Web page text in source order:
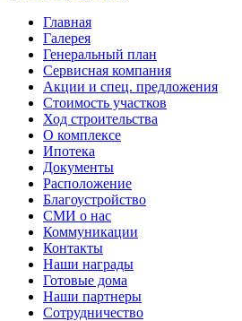
Главная
Галерея
Генеральный план
Сервисная компания
Акции и спец. предложения
Стоимость участков
Ход строительства
О комплексе
Ипотека
Документы
Расположение
Благоустройство
СМИ о нас
Коммуникации
Контакты
Наши награды
Готовые дома
Наши партнеры
Сотрудничество